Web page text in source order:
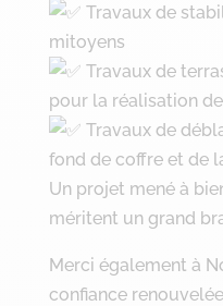
Travaux de
mitoyens
Travaux de
pour la réalisation
Travaux de
fond de coffre et de
Un projet mené à
méritent un grand
Merci également à
confiance